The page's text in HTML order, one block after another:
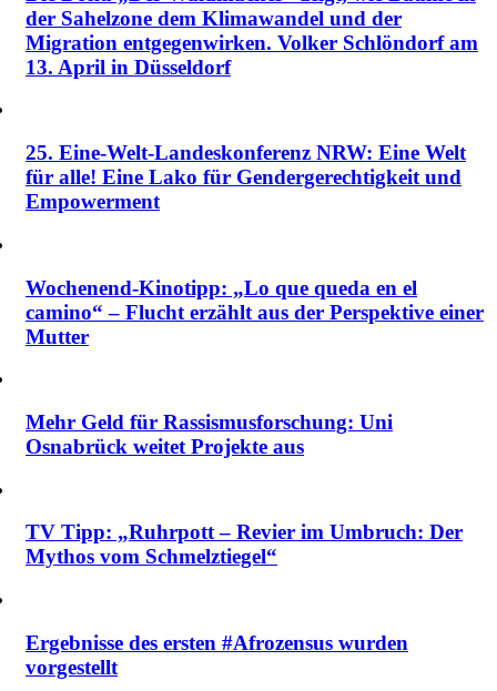
der Sahelzone dem Klimawandel und der
Migration entgegenwirken. Volker Schlöndorf am
13. April in Düsseldorf
25. Eine-Welt-Landeskonferenz NRW: Eine Welt
für alle! Eine Lako für Gendergerechtigkeit und
Empowerment
Wochenend-Kinotipp: „Lo que queda en el
camino“ – Flucht erzählt aus der Perspektive einer
Mutter
Mehr Geld für Rassismusforschung: Uni
Osnabrück weitet Projekte aus
TV Tipp: „Ruhrpott – Revier im Umbruch: Der
Mythos vom Schmelztiegel“
Ergebnisse des ersten #Afrozensus wurden
vorgestellt